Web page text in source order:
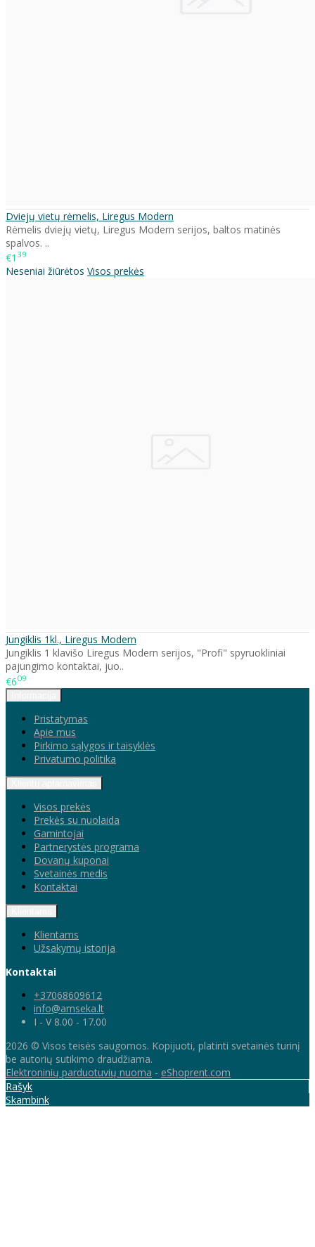
Dviejų vietų rėmelis, Liregus Modern
Rėmelis dviejų vietų, Liregus Modern serijos, baltos matinės
spalvos. ..
€1 39
Neseniai žiūrėtos Visos prekės
Jungiklis 1kl., Liregus Modern
Jungiklis 1 klavišo Liregus Modern serijos, "Profi" spyruokliniai
pajungimo kontaktai, juo..
€609
Pristatymas
Apie mus
Pirkimo sąlygos ir taisyklės
Privatumo politika
Visos prekės
Prekės su nuolaida
Gamintojai
Partnerystės programa
Dovanų kuponai
Svetainės medis
Kontaktai
Klientams
Užsakymų istorija
Kontaktai
+37068609612
info@amseka.lt
I - V 8.00 - 17.00
2026 © Visos teisės saugomos. Kopijuoti, platinti svetainės turinį
be autorių sutikimo draudžiama.
Elektroninių parduotuvių nuoma - eShoprent.com
Rašyk
Skambink